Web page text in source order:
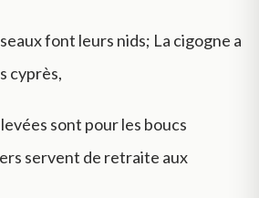
font leurs nids; La cigogne a
cyprès,
sont pour les boucs
servent de retraite aux